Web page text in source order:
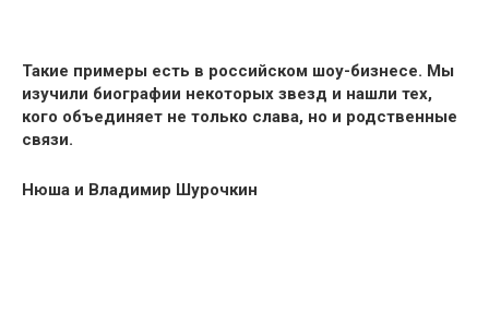
Такие примеры есть в российском шоу-бизнесе. Мы
изучили биографии некоторых звезд и нашли тех,
кого объединяет не только слава, но и родственные
связи.
Нюша и Владимир Шурочкин